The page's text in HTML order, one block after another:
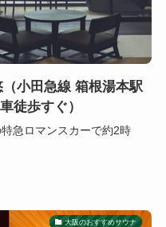
（小田急線 箱根湯本駅
徒歩すぐ）
急ロマンスカーで約2時
大阪のおすすめサウナ